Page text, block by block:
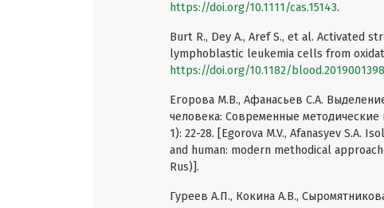
https://doi.org/10.1111/cas.15143.
Burt R., Dey A., Aref S., et al. Activated
lymphoblastic leukemia cells from
https://doi.org/10.1182/blood.2019001398
Егорова М.В., Афанасьев С.А.
человека: Современные
1): 22-28. [Egorova M.V., Afanasyev S.A.
and human: modern methodical
Rus)].
Гуреев А.П., Кокина А.В.,